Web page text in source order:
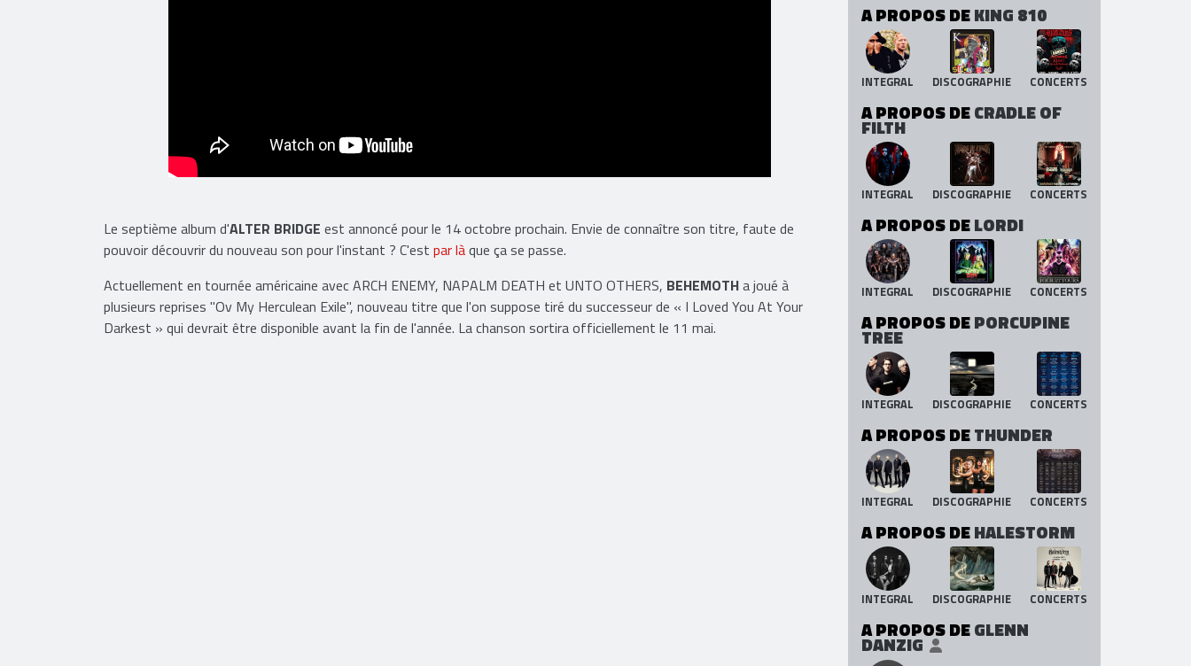
Le septième album d'ALTER BRIDGE est annoncé pour le 14 octobre prochain. Envie de connaître son titre, faute de
pouvoir découvrir du nouveau son pour l'instant ? C'est par làque ça se passe.
Actuellement en tournée américaine avec ARCH ENEMY, NAPALM DEATH et UNTO OTHERS, BEHEMOTHa joué à
plusieurs reprises "Ov My Herculean Exile", nouveau titre que l'on suppose tiré du successeur de « I Loved You At Your
Darkest » qui devrait être disponible avant la fin de l'année. La chanson sortira officiellement le 11 mai.
A PROPOS DEKING 810
INTEGRAL DISCOGRAPHIE CONCERTS
A PROPOS DECRADLE OF
FILTH
INTEGRAL DISCOGRAPHIE CONCERTS
A PROPOS DELORDI
INTEGRAL DISCOGRAPHIE CONCERTS
A PROPOS DEPORCUPINE
TREE
INTEGRAL DISCOGRAPHIE CONCERTS
A PROPOS DETHUNDER
INTEGRAL DISCOGRAPHIE CONCERTS
A PROPOS DEHALESTORM
INTEGRAL DISCOGRAPHIE CONCERTS
A PROPOS DEGLENN
DANZIG